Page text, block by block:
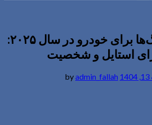
جذاب‌ترین رنگ‌ها برای خودرو در سال ۲۰۲۵:
استایل و شخصیت
admin_fallah